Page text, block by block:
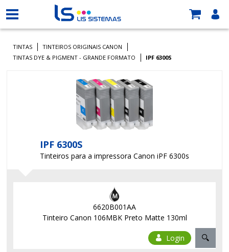
TINTAS
TINTEIROS ORIGINAIS CANON
TINTAS DYE & PIGMENT - GRANDE FORMATO
IPF 6300S
IPF 6300S
Tinteiros para a impressora Canon iPF 6300s
6620B001AA
Tinteiro Canon 106MBK Preto Matte 130ml
Login